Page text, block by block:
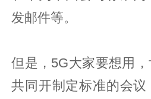
发邮件等。
但是，5G大家要想用
共同开制定标准的会